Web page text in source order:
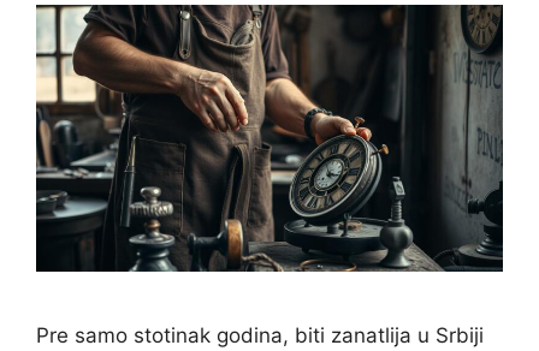
Pre samo stotinak godina, biti zanatlija u Srbiji